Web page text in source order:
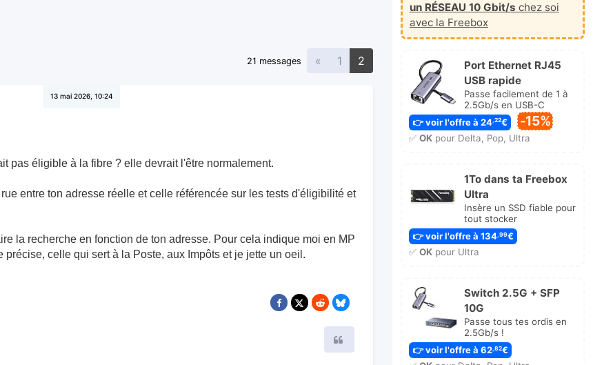
21 messages « Précédente
1 2
13 mai 2026, 10:24
pas éligible à la fibre ? elle devrait l'être normalement.
entre ton adresse réelle et celle référencée sur les tests d'éligibilité et
la recherche en fonction de ton adresse. Pour cela indique moi en MP
celle qui sert à la Poste, aux Impôts et je jette un oeil.
un RÉSEAU 10 Gbit/s chez soi
avec la Freebox
Port Ethernet RJ45
USB rapide
Passe facilement de 1 à
2.5Gb/s en USB-C
👉 voir l'offre à 24,22€ -15%
✅ OKpour Delta, Pop, Ultra
1To dans ta Freebox
Ultra
Insère un SSD fiable pour
tout stocker
👉 voir l'offre à 134 ,99€
✅ OKpour Ultra
Switch 2.5G + SFP
10G
Passe tous tes ordis en
2.5Gb/s !
👉 voir l'offre à 62,82€